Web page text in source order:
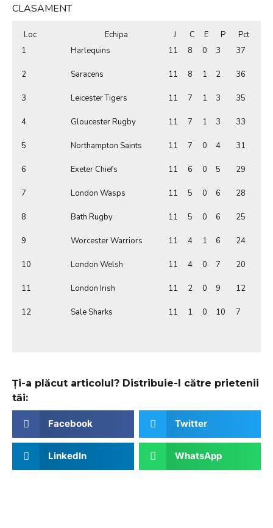
CLASAMENT
Loc Echipa J C E P
Pct
1
Harlequins 11 8 0 3 37
2 Saracens 11 8 1 2 36
3 Leicester Tigers 11 7 1 3 35
4 Gloucester Rugby 11 7 1 3 33
5 Northampton Saints 11 7 0 4 31
6 Exeter Chiefs 11 6 0 5 29
7 London Wasps 11 5 0 6 28
8 Bath Rugby 11 5 0 6 25
9 Worcester Warriors 11 4 1 6 24
10 London Welsh 11 4 0 7 20
11 London Irish 11 2 0 9 12
12 Sale Sharks 11 1 0 10 7
Ți-a plăcut articolul? Distribuie-l către prietenii
tăi:
Facebook Twitter
LinkedIn WhatsApp